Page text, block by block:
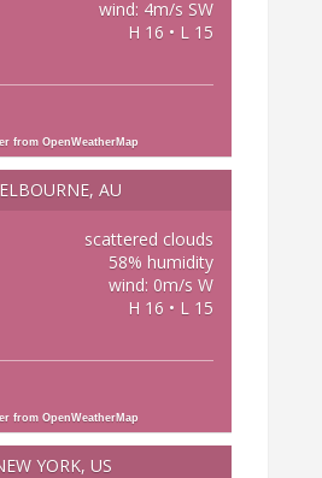
wind: 4m/s SW
H 16 • L 15
from OpenWeatherMap
AU
scattered clouds
58% humidity
wind: 0m/s W
H 16 • L 15
from OpenWeatherMap
YORK, US